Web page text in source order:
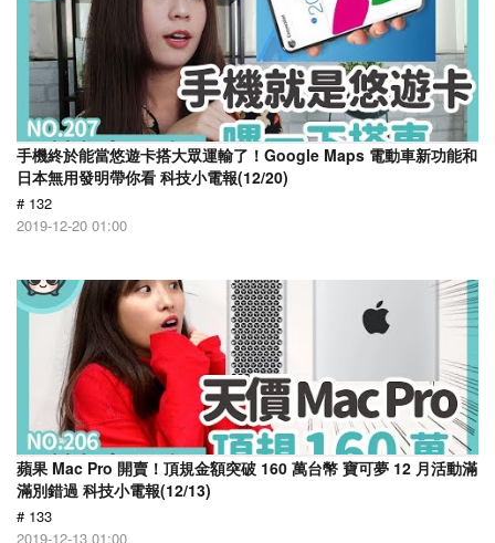
手機終於能當悠遊卡搭大眾運輸了！Google Maps 電動車新功能和
日本無用發明帶你看 科技小電報(12/20)
# 132
2019-12-20 01:00
蘋果 Mac Pro 開賣！頂規金額突破 160 萬台幣 寶可夢 12 月活動滿
滿別錯過 科技小電報(12/13)
# 133
2019-12-13 01:00